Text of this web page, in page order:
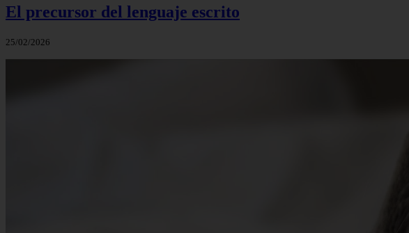
El precursor del lenguaje escrito
25/02/2026